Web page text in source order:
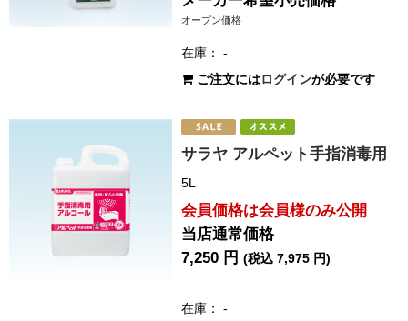
オープン価格
在庫： -
ご注文にはログインが必要です
サラヤ アルペット手指消毒用
5L
会員価格は会員様のみ公開
当店通常価格
7,250 円(税込 7,975 円)
在庫： -